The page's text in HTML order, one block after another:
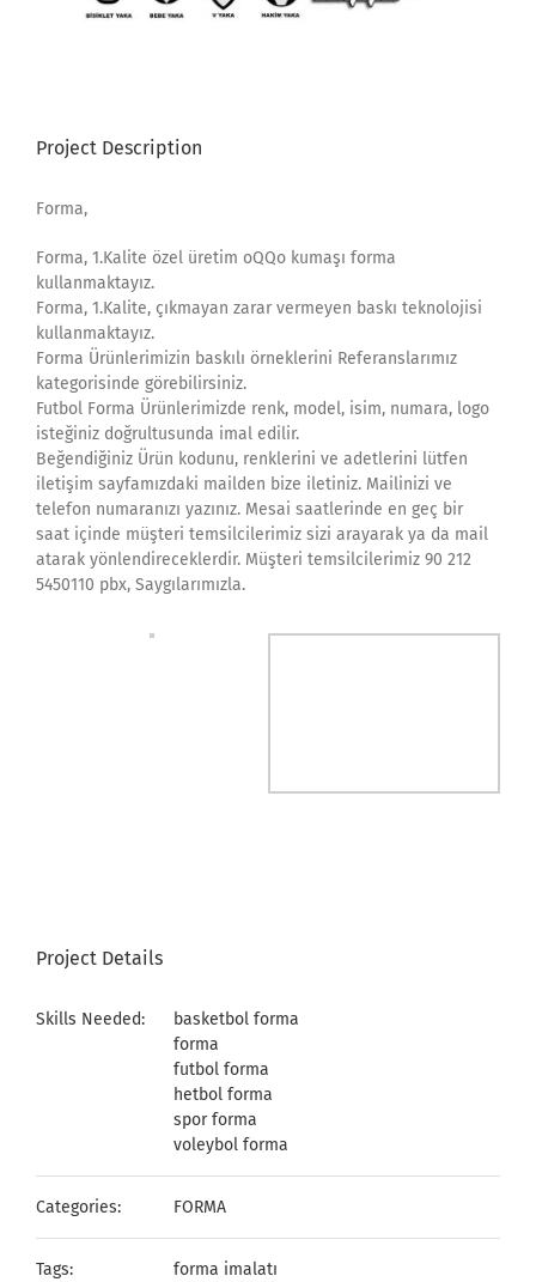
Project Description
Forma,
Forma, 1.Kalite özel üretim oQQo kumaşı forma
kullanmaktayız.
Forma, 1.Kalite, çıkmayan zarar vermeyen baskı teknolojisi
kullanmaktayız.
Forma Ürünlerimizin baskılı örneklerini Referanslarımız
kategorisinde görebilirsiniz.
Futbol Forma Ürünlerimizde renk, model, isim, numara, logo
isteğiniz doğrultusunda imal edilir.
Beğendiğiniz Ürün kodunu, renklerini ve adetlerini lütfen
iletişim sayfamızdaki mailden bize iletiniz. Mailinizi ve
telefon numaranızı yazınız. Mesai saatlerinde en geç bir
saat içinde müşteri temsilcilerimiz sizi arayarak ya da mail
atarak yönlendireceklerdir. Müşteri temsilcilerimiz 90 212
5450110 pbx, Saygılarımızla.
Project Details
Skills Needed:
basketbol forma
forma
futbol forma
hetbol forma
spor forma
voleybol forma
Categories: FORMA
Tags:
forma imalatı